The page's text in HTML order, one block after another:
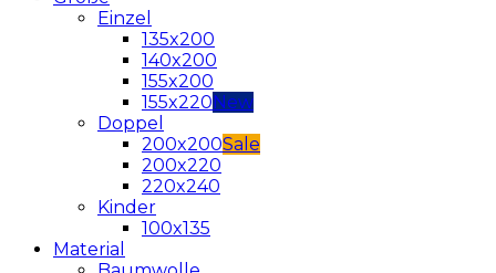
Einzel
135x200
140x200
155x200
155x220
Doppel
200x200
200x220
220x240
Kinder
100x135
Material